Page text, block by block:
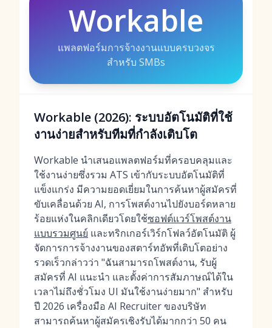
Workable
แพลตฟอร์มการจ้างงานแบบครบวงจร
สำหรับ SMBs
Workable (2026): ระบบอัตโนมัติที่ใช้
งานง่ายสำหรับทีมที่กำลังเติบโต
Workable นำเสนอแพลตฟอร์มที่ครอบคลุมและ
ใช้งานง่ายซึ่งรวม ATS เข้ากับระบบอัตโนมัติที่
แข็งแกร่ง มีความยอดเยี่ยมในการค้นหาผู้สมัครที่
ขับเคลื่อนด้วย AI, การโพสต์งานไปยังบอร์ดหลาย
ร้อยแห่งในคลิกเดียวโดยใช้ซอฟต์แวร์โพสต์งาน
แบบรวมศูนย์ และทริกเกอร์เวิร์กโฟลว์อัตโนมัติ ผู้
จัดการการจ้างงานของสตาร์ทอัพที่เติบโตอย่าง
รวดเร็วกล่าวว่า "ฉันสามารถโพสต์งาน, รับผู้
สมัครที่ AI แนะนำ และตั้งค่าการสัมภาษณ์ได้ใน
เวลาไม่ถึงชั่วโมง UI มันใช้งานง่ายมาก" สำหรับ
ปี 2026 เครื่องมือ AI Recruiter ของบริษัท
สามารถค้นหาผู้สมัครเชิงรับได้มากกว่า 50 คน